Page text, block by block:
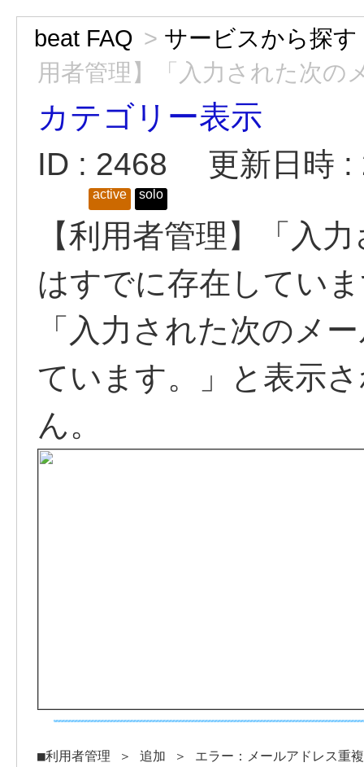
beat FAQ > サービスから探す
用者管理】「入力された次の
カテゴリー表示
ID : 2468
更新日時
active solo
【利用者管理】「入
はすでに存在してい
「入力された次のメ
ています。」と表示
ん。
■利用者管理 ＞ 追加 ＞ エラー：メールアドレス重複